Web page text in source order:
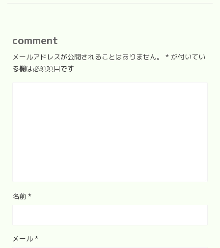
comment
メールアドレスが公開されることはありません。 * が付いてい
る欄は必須項目です
名前 *
メール *